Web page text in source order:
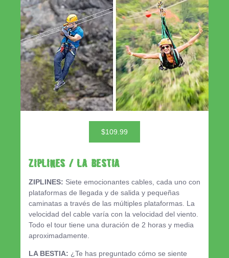
$109.99
ZIPLINES / LA BESTIA
ZIPLINES: Siete emocionantes cables, cada uno con
plataformas de llegada y de salida y pequeñas
caminatas a través de las múltiples plataformas. La
velocidad del cable varía con la velocidad del viento.
Todo el tour tiene una duración de 2 horas y media
aproximadamente.
LA BESTIA: ¿Te has preguntado cómo se siente